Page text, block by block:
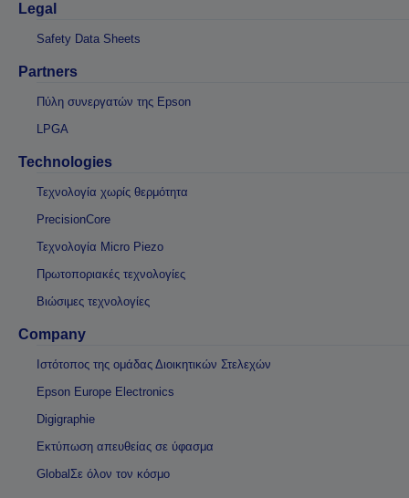
Legal
Safety Data Sheets
Partners
Πύλη συνεργατών της Epson
LPGA
Technologies
Τεχνολογία χωρίς θερμότητα
PrecisionCore
Τεχνολογία Micro Piezo
Πρωτοποριακές τεχνολογίες
Βιώσιμες τεχνολογίες
Company
Ιστότοπος της ομάδας Διοικητικών Στελεχών
Epson Europe Electronics
Digigraphie
Εκτύπωση απευθείας σε ύφασμα
GlobalΣε όλον τον κόσμο